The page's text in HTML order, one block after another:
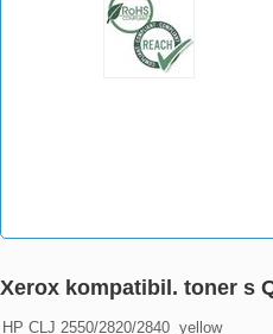
Xerox kompatibil. toner s
HP CLJ 2550/2820/2840  yellow